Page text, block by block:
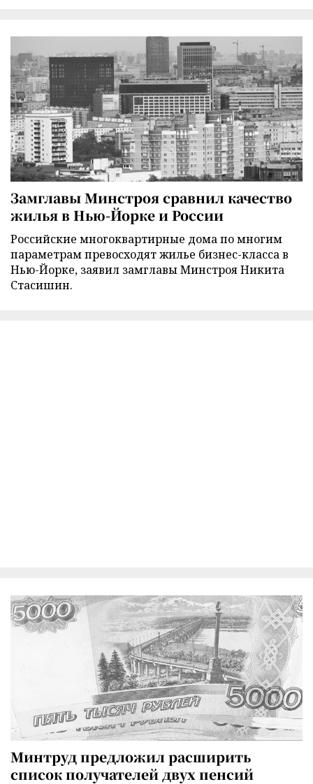
Замглавы Минстроя сравнил качество
жилья в Нью-Йорке и России
Российские многоквартирные дома по многим
параметрам превосходят жилье бизнес-класса в
Нью-Йорке, заявил замглавы Минстроя Никита
Стасишин.
Минтруд предложил расширить
список получателей двух пенсий